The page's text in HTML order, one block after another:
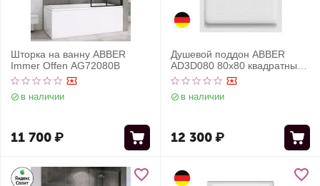
Шторка на ванну ABBER
Immer Offen AG72080B
в наличии
11 700₽
Душевой поддон ABBER
AD3D080 80х80 квадратный,
акриловый, белый
в наличии
12 300₽